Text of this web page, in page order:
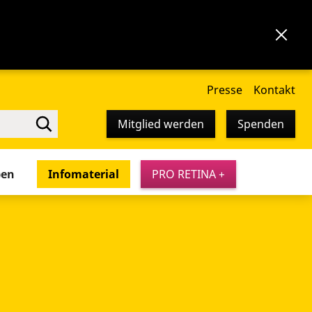
Presse Kontakt
Mitglied werden Spenden
Infomaterial PRO RETINA +